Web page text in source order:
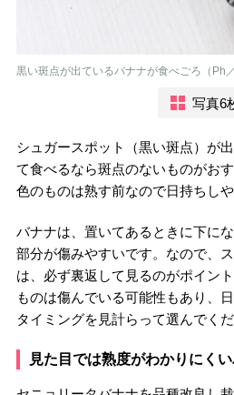
黒い斑点が出ているバナナが食べごろ（Ph
写真6
シュガースポット（黒い斑点）が
て食べるなら斑点のないものがお
色のものは熟す前なので日持ちしや
バナナは、置いてあるときに下に
部分が傷みやすいです。なので、
は、必ず裏返して見るのがポイン
ものは傷んでいる可能性もあり、
タイミングを見計らって選んでくだ
見た目では熟度がわかりにく